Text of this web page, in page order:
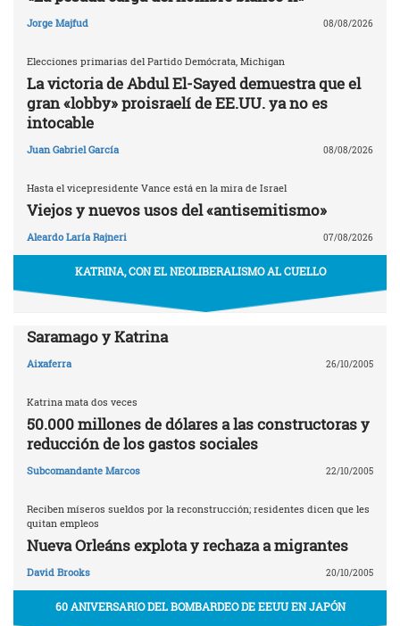
Jorge Majfud 08/08/2026
Elecciones primarias del Partido Demócrata, Michigan
La victoria de Abdul El-Sayed demuestra que el
gran «lobby» proisraelí de EE.UU. ya no es
intocable
Juan Gabriel García 08/08/2026
Hasta el vicepresidente Vance está en la mira de Israel
Viejos y nuevos usos del «antisemitismo»
Aleardo Laría Rajneri 07/08/2026
KATRINA, CON EL NEOLIBERALISMO AL CUELLO
Saramago y Katrina
Aixaferra 26/10/2005
Katrina mata dos veces
50.000 millones de dólares a las constructoras y
reducción de los gastos sociales
Subcomandante Marcos 22/10/2005
Reciben míseros sueldos por la reconstrucción; residentes dicen que les
quitan empleos
Nueva Orleáns explota y rechaza a migrantes
David Brooks 20/10/2005
60 ANIVERSARIO DEL BOMBARDEO DE EEUU EN JAPÓN